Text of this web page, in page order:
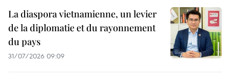
La diaspora vietnamienne, un levier
de la diplomatie et du rayonnement
du pays
31/07/2026 09:09